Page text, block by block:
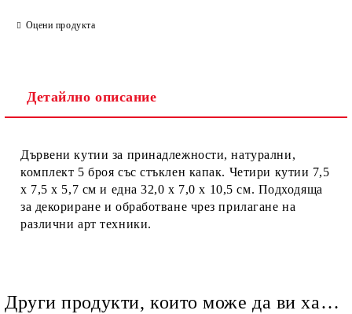
Оцени продукта
Детайлно описание
Дървени кутии за принадлежности, натурални,
комплект 5 броя със стъклен капак. Четири кутии 7,5
х 7,5 х 5,7 см и една 32,0 х 7,0 х 10,5 см. Подходяща
за декориране и обработване чрез прилагане на
различни арт техники.
Други продукти, които може да ви харесат